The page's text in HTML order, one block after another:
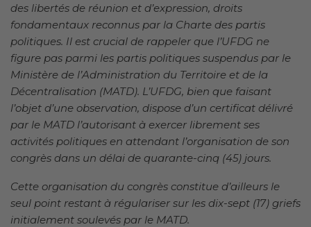
des libertés de réunion et d’expression, droits
fondamentaux reconnus par la Charte des partis
politiques. Il est crucial de rappeler que l’UFDG ne
figure pas parmi les partis politiques suspendus par le
Ministère de l’Administration du Territoire et de la
Décentralisation (MATD). L’UFDG, bien que faisant
l’objet d’une observation, dispose d’un certificat délivré
par le MATD l’autorisant à exercer librement ses
activités politiques en attendant l’organisation de son
congrès dans un délai de quarante-cinq (45) jours.
Cette organisation du congrès constitue d’ailleurs le
seul point restant à régulariser sur les dix-sept (17) griefs
initialement soulevés par le MATD.